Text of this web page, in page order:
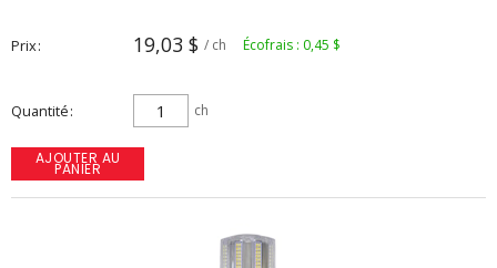
Prix 19,03 $ / ch Écofrais : 0,45 $
Quantité ch
AJOUTER AU
PANIER